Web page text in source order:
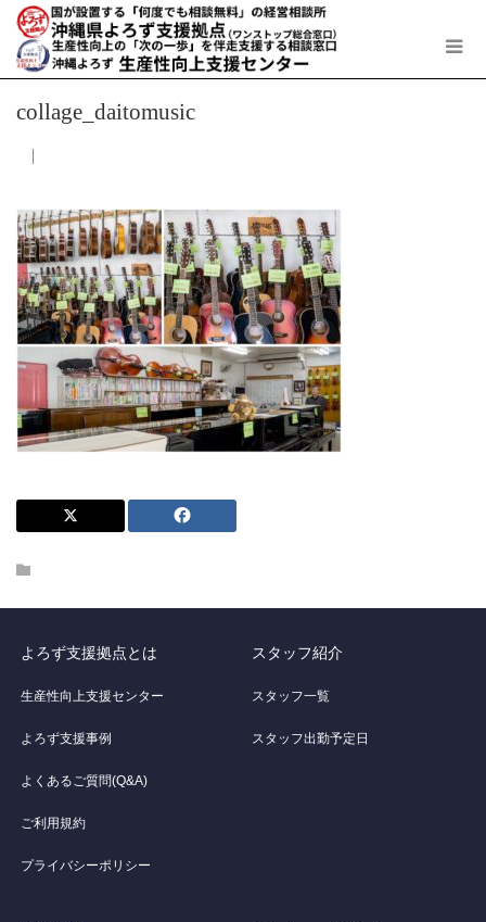
collage_daitomusic
よろず支援拠点とは
生産性向上支援センター
よろず支援事例
よくあるご質問(Q&A)
ご利用規約
プライバシーポリシー
スタッフ紹介
スタッフ一覧
スタッフ出勤予定日